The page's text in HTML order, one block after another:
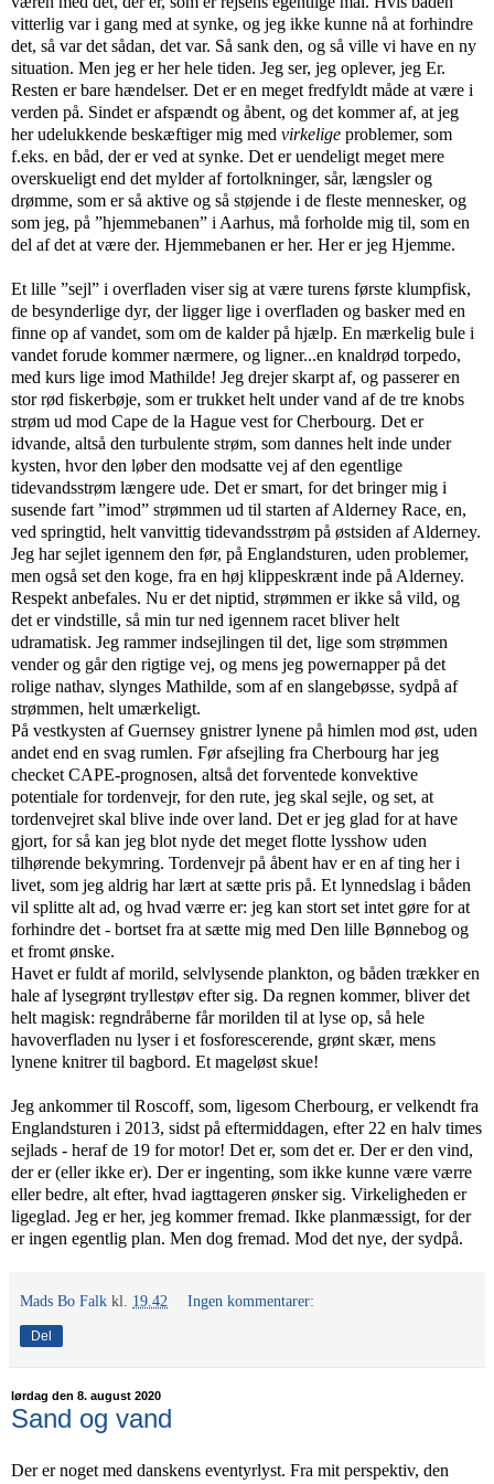
vitterlig var i gang med at synke, og jeg ikke kunne nå at forhindre
det, så var det sådan, det var. Så sank den, og så ville vi have en ny
situation. Men jeg er her hele tiden. Jeg ser, jeg oplever, jeg Er.
Resten er bare hændelser. Det er en meget fredfyldt måde at være i
verden på. Sindet er afspændt og åbent, og det kommer af, at jeg
her udelukkende beskæftiger mig med virkelige problemer, som
f.eks. en båd, der er ved at synke. Det er uendeligt meget mere
overskueligt end det mylder af fortolkninger, sår, længsler og
drømme, som er så aktive og så støjende i de fleste mennesker, og
som jeg, på ”hjemmebanen” i Aarhus, må forholde mig til, som en
del af det at være der. Hjemmebanen er her. Her er jeg Hjemme.
Et lille ”sejl” i overfladen viser sig at være turens første klumpfisk,
de besynderlige dyr, der ligger lige i overfladen og basker med en
finne op af vandet, som om de kalder på hjælp. En mærkelig bule i
vandet forude kommer nærmere, og ligner...en knaldrød torpedo,
med kurs lige imod Mathilde! Jeg drejer skarpt af, og passerer en
stor rød fiskerbøje, som er trukket helt under vand af de tre knobs
strøm ud mod Cape de la Hague vest for Cherbourg. Det er
idvande, altså den turbulente strøm, som dannes helt inde under
kysten, hvor den løber den modsatte vej af den egentlige
tidevandsstrøm længere ude. Det er smart, for det bringer mig i
susende fart ”imod” strømmen ud til starten af Alderney Race, en,
ved springtid, helt vanvittig tidevandsstrøm på østsiden af Alderney.
Jeg har sejlet igennem den før, på Englandsturen, uden problemer,
men også set den koge, fra en høj klippeskrænt inde på Alderney.
Respekt anbefales. Nu er det niptid, strømmen er ikke så vild, og
det er vindstille, så min tur ned igennem racet bliver helt
udramatisk. Jeg rammer indsejlingen til det, lige som strømmen
vender og går den rigtige vej, og mens jeg powernapper på det
rolige nathav, slynges Mathilde, som af en slangebøsse, sydpå af
strømmen, helt umærkeligt.
På vestkysten af Guernsey gnistrer lynene på himlen mod øst, uden
andet end en svag rumlen. Før afsejling fra Cherbourg har jeg
checket CAPE-prognosen, altså det forventede konvektive
potentiale for tordenvejr, for den rute, jeg skal sejle, og set, at
tordenvejret skal blive inde over land. Det er jeg glad for at have
gjort, for så kan jeg blot nyde det meget flotte lysshow uden
tilhørende bekymring. Tordenvejr på åbent hav er en af ting her i
livet, som jeg aldrig har lært at sætte pris på. Et lynnedslag i båden
vil splitte alt ad, og hvad værre er: jeg kan stort set intet gøre for at
forhindre det - bortset fra at sætte mig med Den lille Bønnebog og
et fromt ønske.
Havet er fuldt af morild, selvlysende plankton, og båden trækker en
hale af lysegrønt tryllestøv efter sig. Da regnen kommer, bliver det
helt magisk: regndråberne får morilden til at lyse op, så hele
havoverfladen nu lyser i et fosforescerende, grønt skær, mens
lynene knitrer til bagbord. Et mageløst skue!
Jeg ankommer til Roscoff, som, ligesom Cherbourg, er velkendt fra
Englandsturen i 2013, sidst på eftermiddagen, efter 22 en halv times
sejlads - heraf de 19 for motor! Det er, som det er. Der er den vind,
der er (eller ikke er). Der er ingenting, som ikke kunne være værre
eller bedre, alt efter, hvad iagttageren ønsker sig. Virkeligheden er
ligeglad. Jeg er her, jeg kommer fremad. Ikke planmæssigt, for der
er ingen egentlig plan. Men dog fremad. Mod det nye, der sydpå.
Mads Bo Falk kl. 19.42 Ingen kommentarer:
Del
lørdag den 8. august 2020
Sand og vand
Der er noget med danskens eventyrlyst. Fra mit perspektiv, den